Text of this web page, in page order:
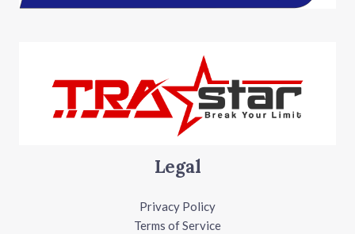
Legal
Privacy Policy
Terms of Service